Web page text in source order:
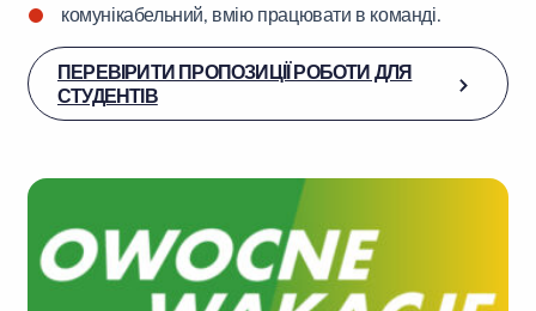
комунікабельний, вмію працювати в команді.
ПЕРЕВІРИТИ ПРОПОЗИЦІЇ РОБОТИ ДЛЯ
СТУДЕНТІВ